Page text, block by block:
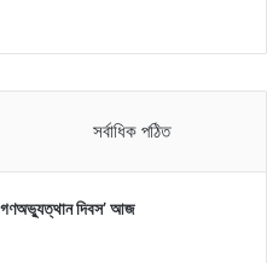
সর্বাধিক পঠিত
গণঅভ্যুত্থান দিবস’ আজ